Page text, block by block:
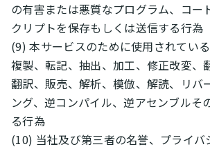
の有害または悪質なプログラム、コー
クリプトを保存もしくは送信する行為
(9) 本サービスのために使用されてい
複製、転記、抽出、加工、修正改変、
翻訳、販売、解析、模倣、解読、リバ
ング、逆コンパイル、逆アセンブルそ
る行為
(10) 当社及び第三者の名誉、プライバ